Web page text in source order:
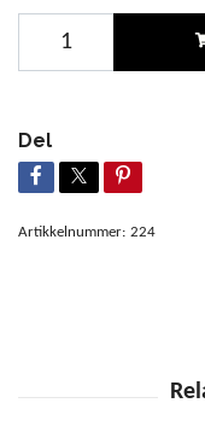
Del
Artikkelnummer: 224